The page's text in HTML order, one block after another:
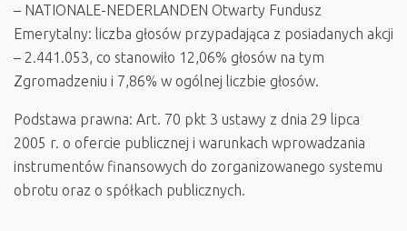
– NATIONALE-NEDERLANDEN Otwarty Fundusz
Emerytalny: liczba głosów przypadająca z posiadanych akcji
– 2.441.053, co stanowiło 12,06% głosów na tym
Zgromadzeniu i 7,86% w ogólnej liczbie głosów.
Podstawa prawna: Art. 70 pkt 3 ustawy z dnia 29 lipca
2005 r. o ofercie publicznej i warunkach wprowadzania
instrumentów finansowych do zorganizowanego systemu
obrotu oraz o spółkach publicznych.